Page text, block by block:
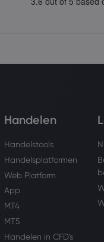
Handelen
Handelstools
Handelsplatformen
Web Platform
App
MT4
MT5
Handelen in CFD's